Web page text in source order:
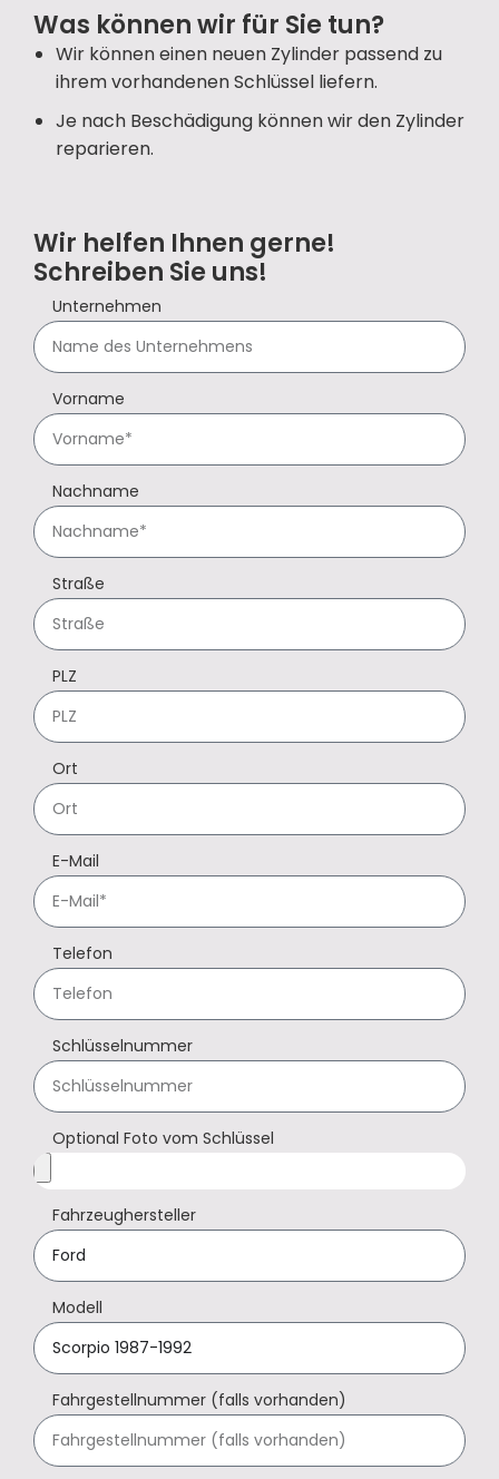
Was können wir für Sie tun?
Wir können einen neuen Zylinder passend zu
ihrem vorhandenen Schlüssel liefern.
Je nach Beschädigung können wir den Zylinder
reparieren.
Wir helfen Ihnen gerne!
Schreiben Sie uns!
Unternehmen
Vorname
Nachname
Straße
PLZ
Ort
E-Mail
Telefon
Schlüsselnummer
Optional Foto vom Schlüssel
Fahrzeughersteller
Modell
Fahrgestellnummer (falls vorhanden)